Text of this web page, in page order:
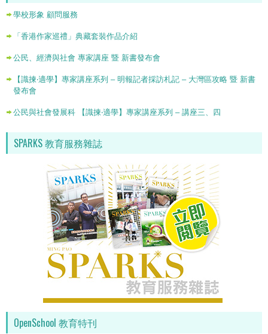
學校形象 顧問服務
「香港作家巡禮」典藏套裝作品介紹
公民、經濟與社會 專家講座 暨 新書發布會
【識揀‧適學】專家講座系列 – 明報記者採訪札記 – 大灣區攻略 暨 新書
發布會
公民與社會發展科 【識揀‧適學】專家講座系列 – 講座三、四
SPARKS 教育服務雜誌
OpenSchool 教育特刊